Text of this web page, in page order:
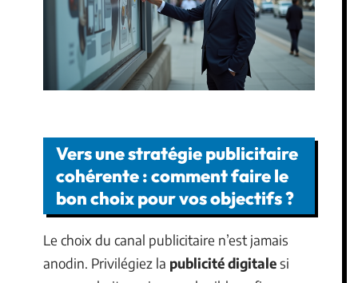
Vers une stratégie publicitaire
cohérente : comment faire le
bon choix pour vos objectifs ?
Le choix du canal publicitaire n’est jamais
anodin. Privilégiez la publicité digitalesi